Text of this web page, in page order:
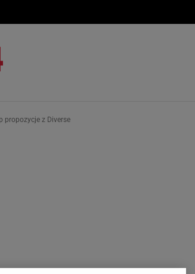
propozycje z Diverse